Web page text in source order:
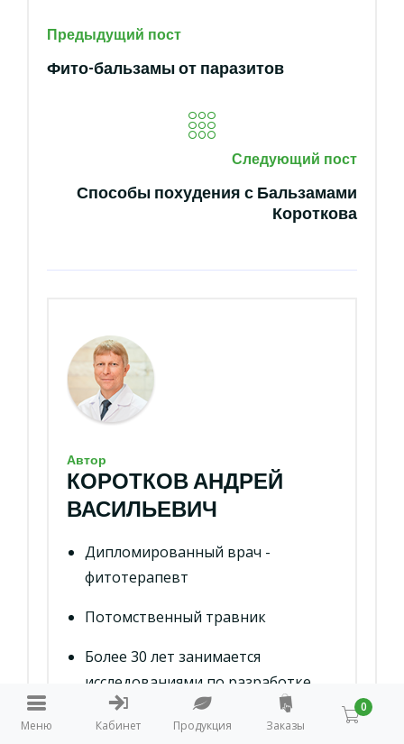
Предыдущий пост
Фито-бальзамы от паразитов
Следующий пост
Способы похудения с Бальзамами
Короткова
Автор
КОРОТКОВ АНДРЕЙ
ВАСИЛЬЕВИЧ
Дипломированный врач -
фитотерапевт
Потомственный травник
Более 30 лет занимается
исследованиями по разработке
эффективного фитопродукта
Меню Кабинет Продукция Заказы
0